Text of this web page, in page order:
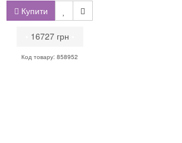
Купити
16727 грн
Код товару: 858952